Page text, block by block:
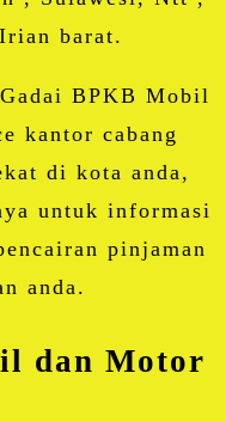
barat.
BPKB Mobil
kantor cabang
di kota anda,
untuk informasi
pinjaman
anda.
dan Motor